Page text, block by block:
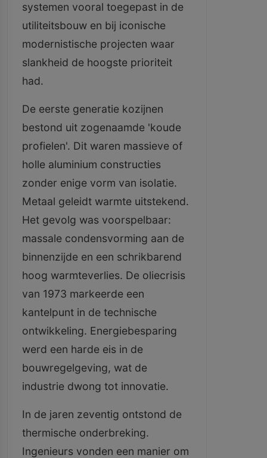
systemen vooral toegepast in de
utiliteitsbouw en bij iconische
modernistische projecten waar
slankheid de hoogste prioriteit
had.
De eerste generatie kozijnen
bestond uit zogenaamde 'koude
profielen'. Dit waren massieve of
holle aluminium constructies
zonder enige vorm van isolatie.
Metaal geleidt warmte uitstekend.
Het gevolg was voorspelbaar:
massale condensvorming aan de
binnenzijde en een schrikbarend
hoog warmteverlies. De oliecrisis
van 1973 markeerde een
kantelpunt in de technische
ontwikkeling. Energiebesparing
werd een harde eis in de
bouwregelgeving, wat de
industrie dwong tot innovatie.
In de jaren zeventig ontstond de
thermische onderbreking.
Ingenieurs vonden een manier om